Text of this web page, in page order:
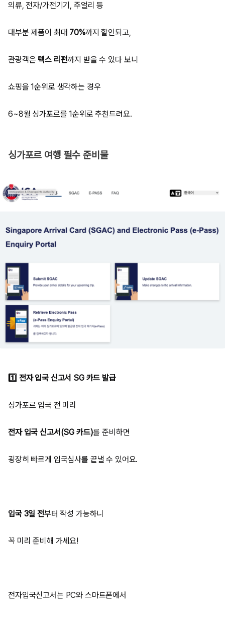
의류, 전자/가전기기, 주얼리 등
대부분 제품이 최대 70%까지 할인되고,
관광객은 텍스 리펀까지 받을 수 있다 보니
쇼핑을 1순위로 생각하는 경우
6~8월 싱가포르를 1순위로 추천드려요.
싱가포르 여행 필수 준비물
1️⃣ 전자 입국 신고서 SG 카드 발급
싱가포르 입국 전 미리
전자 입국 신고서(SG 카드)를 준비하면
굉장히 빠르게 입국심사를 끝낼 수 있어요.
입국 3일 전부터 작성 가능하니
꼭 미리 준비해 가세요!
전자입국신고서는 PC와 스마트폰에서